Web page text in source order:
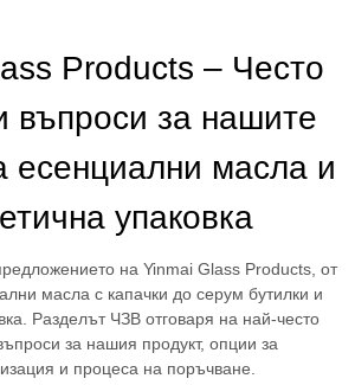
Products – Често
въпроси за нашите
есенциални масла и
упаковка
на Yinmai Glass Products, от
масла с капачки до серум бутилки и
Разделът ЧЗВ отговаря на най-често
за нашия продукт, опции за
и процеса на поръчване.